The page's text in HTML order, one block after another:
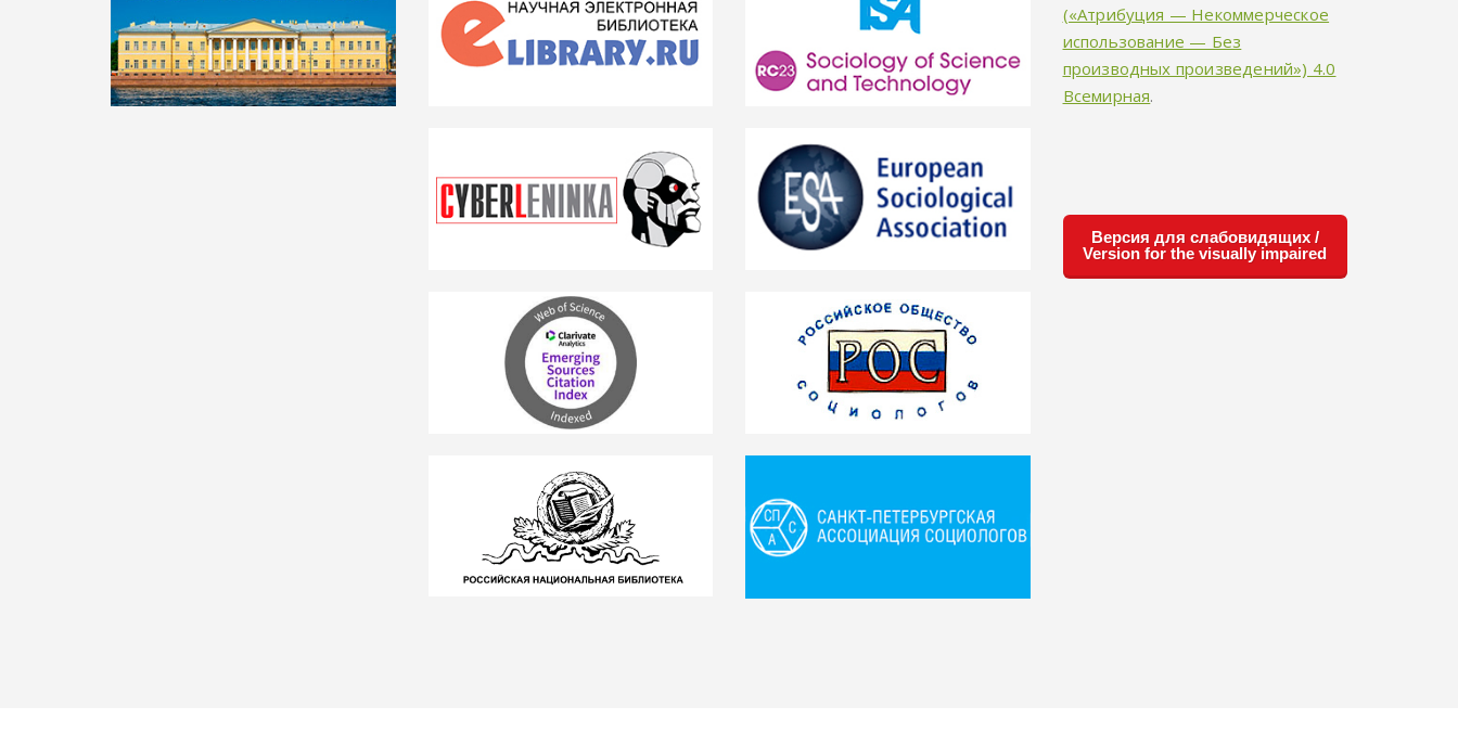
(«Атрибуция — Некоммерческое
использование — Без
производных произведений») 4.0
Всемирная.
Версия для слабовидящих /
Version for the visually impaired